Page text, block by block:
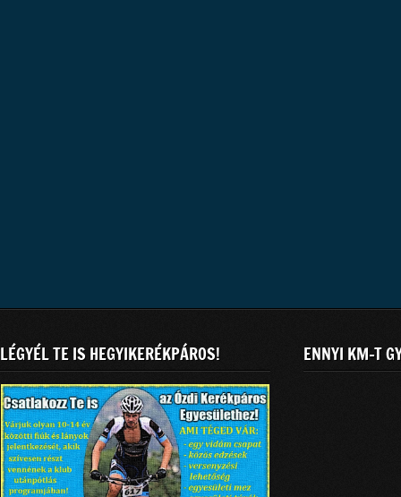
LÉGYÉL TE IS HEGYIKERÉKPÁROS! ENNYI KM-T